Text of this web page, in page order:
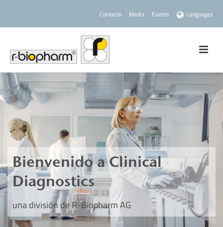
Contacto Media Events Languages
Bienvenido a Clinical
Diagnostics
una división de R-Biopharm AG